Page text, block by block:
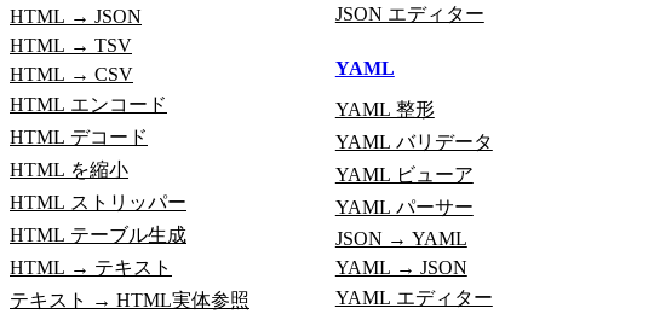
HTML → JSON
HTML → TSV
HTML → CSV
HTML エンコード
HTML デコード
HTML を縮小
HTML ストリッパー
HTML テーブル生成
HTML → テキスト
テキスト → HTML実体参照
JSON エディター
YAML
YAML 整形
YAML バリデータ
YAML ビューア
YAML パーサー
JSON → YAML
YAML → JSON
YAML エディター